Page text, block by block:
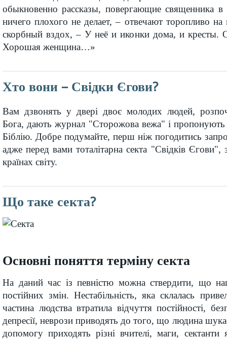
обыкновенно рассказы, повергающие священника
ничего плохого не делает, – отвечают торопливо
скорбный вздох, – У неё и иконки дома, и кресты.
Хорошая женщина…»
Хто вони – Свідки Єгови?
Вам дзвонять у двері двоє молодих людей,
Бога, дають журнал "Сторожова вежа" і
Біблію. Добре подумайте, перш ніж погодитись
адже перед вами тоталітарна секта "Свідків Єгови",
країнах світу.
Що таке секта?
Основні поняття терміну секта
На даний час із певністю можна ствердити, що
постійних змін. Нестабільність, яка склалась
частина людства втратила відчуття постійності,
депресії, неврози приводять до того, що людина
допомогу приходять різні вчителі, маги, сектанти